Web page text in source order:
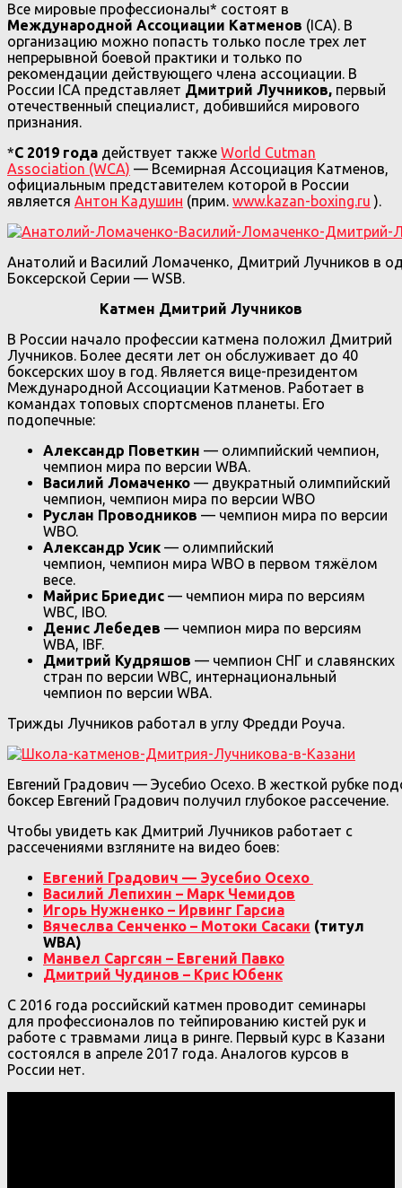
Все мировые профессионалы* состоят в
Международной Ассоциации Катменов (ICA). В
организацию можно попасть только после трех лет
непрерывной боевой практики и только по
рекомендации действующего члена ассоциации. В
России ICA представляет Дмитрий Лучников, первый
отечественный специалист, добившийся мирового
признания.
*С 2019 года действует также World Cutman
Association (WCA) — Всемирная Ассоциация Катменов,
официальным представителем которой в России
является Антон Кадушин (прим. www.kazan-boxing.ru ).
Анатолий и Василий Ломаченко, Дмитрий Лучников в
Боксерской Серии — WSB.
Катмен Дмитрий Лучников
В России начало профессии катмена положил Дмитрий
Лучников. Более десяти лет он обслуживает до 40
боксерских шоу в год. Является вице-президентом
Международной Ассоциации Катменов. Работает в
командах топовых спортсменов планеты. Его
подопечные:
Александр Поветкин — олимпийский чемпион,
чемпион мира по версии WBA.
Василий Ломаченко — двукратный олимпийский
чемпион, чемпион мира по версии WBO
Руслан Проводников — чемпион мира по версии
WBO.
Александр Усик — олимпийский
чемпион, чемпион мира WBO в первом тяжёлом
весе.
Майрис Бриедис — чемпион мира по версиям
WBC, IBO.
Денис Лебедев — чемпион мира по версиям
WBA, IBF.
Дмитрий Кудряшов — чемпион СНГ и славянских
стран по версии WBC, интернациональный
чемпион по версии WBA.
Трижды Лучников работал в углу Фредди Роуча.
Евгений Градович — Эусебио Осехо. В жесткой рубке
боксер Евгений Градович получил глубокое рассечение.
Чтобы увидеть как Дмитрий Лучников работает с
рассечениями взгляните на видео боев:
Евгений Градович — Эусебио Осехо
Василий Лепихин – Марк Чемидов
Игорь Нужненко – Ирвинг Гарсиа
Вячеслва Сенченко – Мотоки Сасаки (титул
WBA)
Манвел Саргсян – Евгений Павко
Дмитрий Чудинов – Крис Юбенк
С 2016 года российский катмен проводит семинары
для профессионалов по тейпированию кистей рук и
работе с травмами лица в ринге. Первый курс в Казани
состоялся в апреле 2017 года. Аналогов курсов в
России нет.